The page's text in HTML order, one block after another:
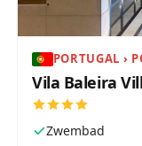
PORTUGAL ›
Vila Baleira
Zwembad